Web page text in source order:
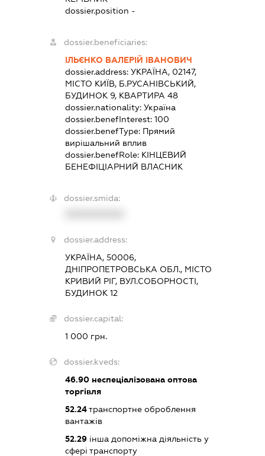
dossier.position -
dossier.beneficiaries:
ІЛЬЄНКО ВАЛЕРІЙ ІВАНОВИЧ
dossier.address:УКРАЇНА, 02147,
МІСТО КИЇВ, Б.РУСАНІВСЬКИЙ,
БУДИНОК 9, КВАРТИРА 48
dossier.nationality:Україна
dossier.benefInterest:100
dossier.benefType: Прямий
вирішальний вплив
dossier.benefRole: КІНЦЕВИЙ
БЕНЕФІЦІАРНИЙ ВЛАСНИК
dossier.smida:
dossier.address:
УКРАЇНА, 50006,
ДНІПРОПЕТРОВСЬКА ОБЛ., МІСТО
КРИВИЙ РІГ, ВУЛ.СОБОРНОСТІ,
БУДИНОК 12
dossier.capital:
1 000 грн.
dossier.kveds:
46.90 неспеціалізована оптова
торгівля
52.24транспортне оброблення
вантажів
52.29 інша допоміжна діяльність у
сфері транспорту